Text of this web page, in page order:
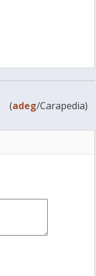
(adeg/Carapedia)